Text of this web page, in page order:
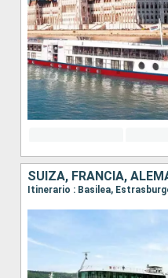
SUIZA, FRANCIA,